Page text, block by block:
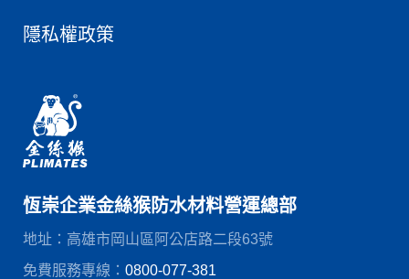
隱私權政策
恆崇企業金絲猴防水材料營運總部
地址：高雄市岡山區阿公店路二段63號
免費服務專線： 0800-077-381